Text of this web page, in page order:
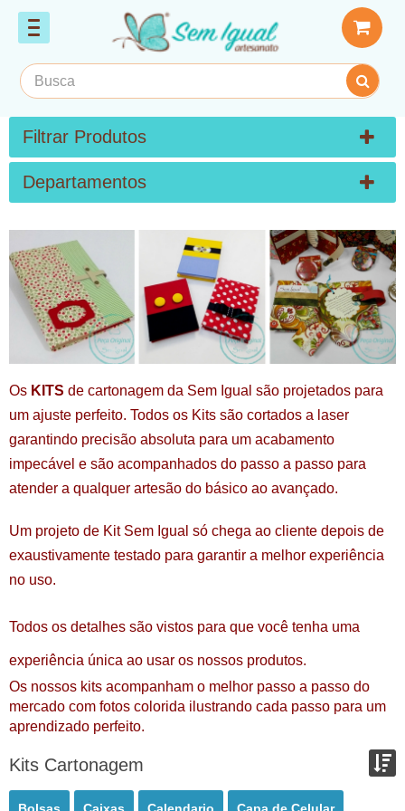
Filtrar Produtos
Departamentos
Os KITS de cartonagem da Sem Igual são projetados para
um ajuste perfeito. Todos os Kits são cortados a laser
garantindo precisão absoluta para um acabamento
impecável e são acompanhados do passo a passo para
atender a qualquer artesão do básico ao avançado.
Um projeto de Kit Sem Igual só chega ao cliente depois de
exaustivamente testado para garantir a melhor experiência
no uso.
Todos os detalhes são vistos para que você tenha uma
experiência única ao usar os nossos produtos.
Os nossos kits acompanham o melhor passo a passo do
mercado com fotos colorida ilustrando cada passo para um
aprendizado perfeito.
Kits Cartonagem
Ordenar por:
Bolsas Caixas Calendario Capa de Celular